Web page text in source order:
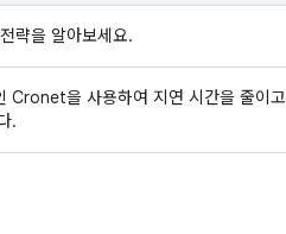
략을 알아보세요.
Cronet을 사용하여 지연 시간을 줄이고
.